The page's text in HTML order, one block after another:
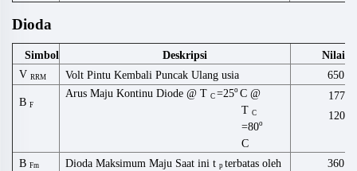
Dioda
Simbol Deskripsi Nilai
VRRM Volt Pintu Kembali Puncak Ulangusia 650
BF
Arus Maju Kontinu Diode @ TC=25o C@
T C
=80o
C
177
120
BFm DiodaMaksimumMaju Saat initp terbatasoleh
360